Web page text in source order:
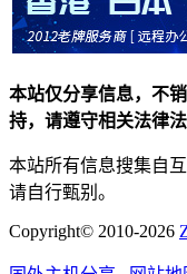
本站仅分享信息，不
持，请遵守相关法律
本站所有信息搜集自
请自行甄别。
Copyright© 2010-2026